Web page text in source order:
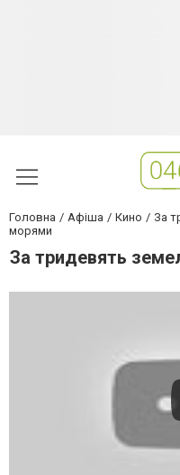
Головна Афіша Кино
За
морями
За тридевять